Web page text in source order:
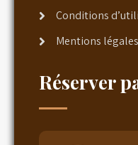
Conditions
Mentions légales
Réserver